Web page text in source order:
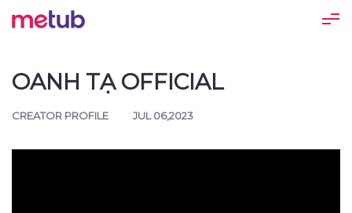
OANH TẠ OFFICIAL
CREATOR PROFILE JUL 06,2023